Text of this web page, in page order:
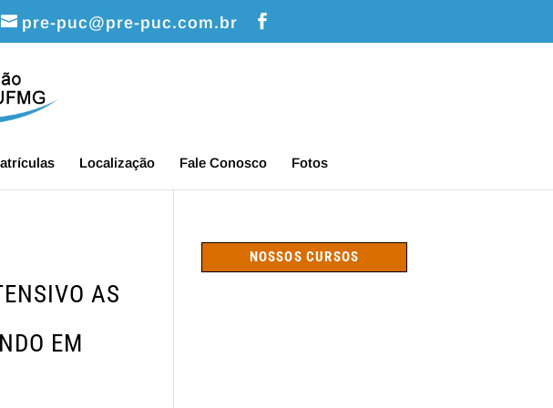
pre-puc@pre-puc.com.br
Localização Fale Conosco Fotos
AS
EM
NOSSOS CURSOS